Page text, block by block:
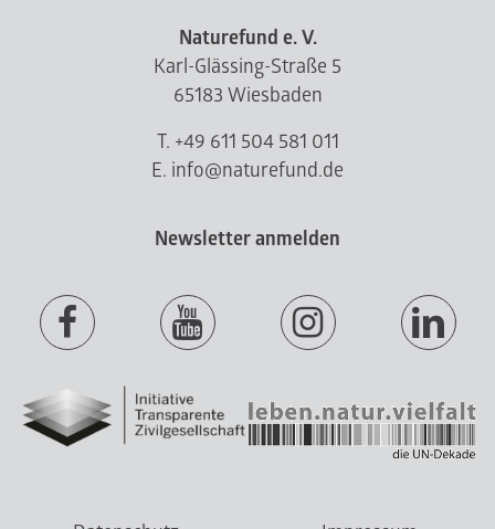
Naturefund e. V.
Karl-Glässing-Straße 5
65183 Wiesbaden
T. +49 611 504 581 011
E. info@naturefund.de
Newsletter anmelden